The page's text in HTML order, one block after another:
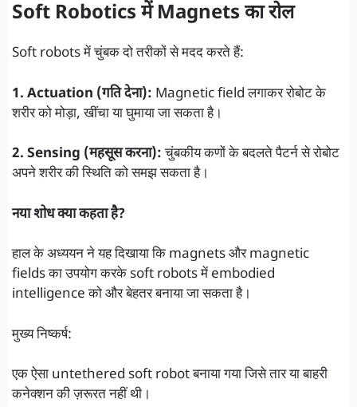
Soft Robotics में Magnets का रोल
Soft robots में चुंबक दो तरीकों से मदद करते हैं:
1. Actuation (गति देना): Magnetic field लगाकर रोबोट के
शरीर को मोड़ा, खींचा या घुमाया जा सकता है।
2. Sensing (महसूस करना):चुंबकीय कणों के बदलते पैटर्न से रोबोट
अपने शरीर की स्थिति को समझ सकता है।
नया शोध क्या कहता है?
हाल के अध्ययन ने यह दिखाया कि magnets और magnetic
fields का उपयोग करके soft robots में embodied
intelligence को और बेहतर बनाया जा सकता है।
मुख्य निष्कर्ष:
एक ऐसा untethered soft robot बनाया गया जिसे तार या बाहरी
कनेक्शन की ज़रूरत नहीं थी।